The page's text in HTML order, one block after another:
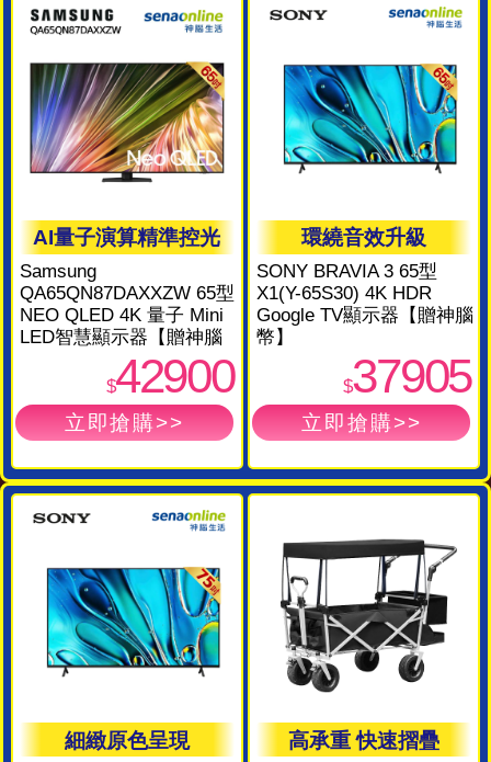
AI量子演算精準控光
Samsung
QA65QN87DAXXZW 65型
NEO QLED 4K 量子 Mini
LED智慧顯示器【贈神腦
$42900
環繞音效升級
SONY BRAVIA 3 65型
X1(Y-65S30) 4K HDR
Google TV顯示器【贈神腦
幣】
$37905
細緻原色呈現 高承重 快速摺疊